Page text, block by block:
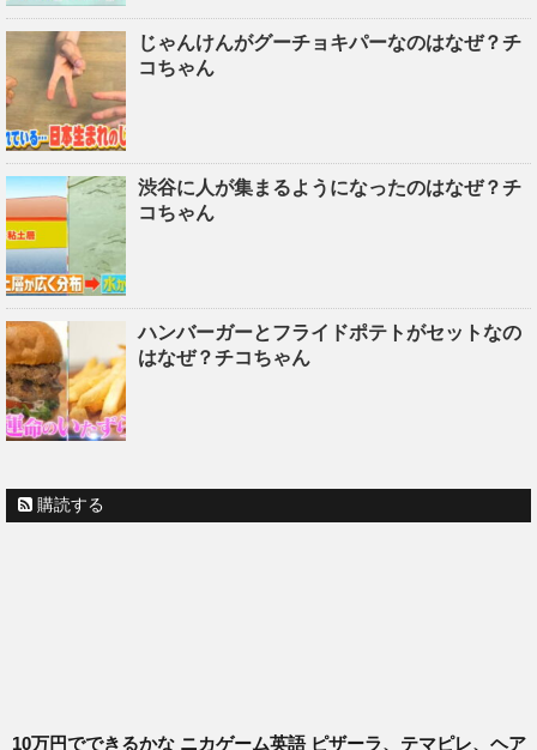
じゃんけんがグーチョキパーなのはなぜ？チ
コちゃん
渋谷に人が集まるようになったのはなぜ？チ
コちゃん
ハンバーガーとフライドポテトがセットなの
はなぜ？チコちゃん
購読する
10万円でできるかな ニカゲーム英語 ピザーラ、テマピレ、ヘア